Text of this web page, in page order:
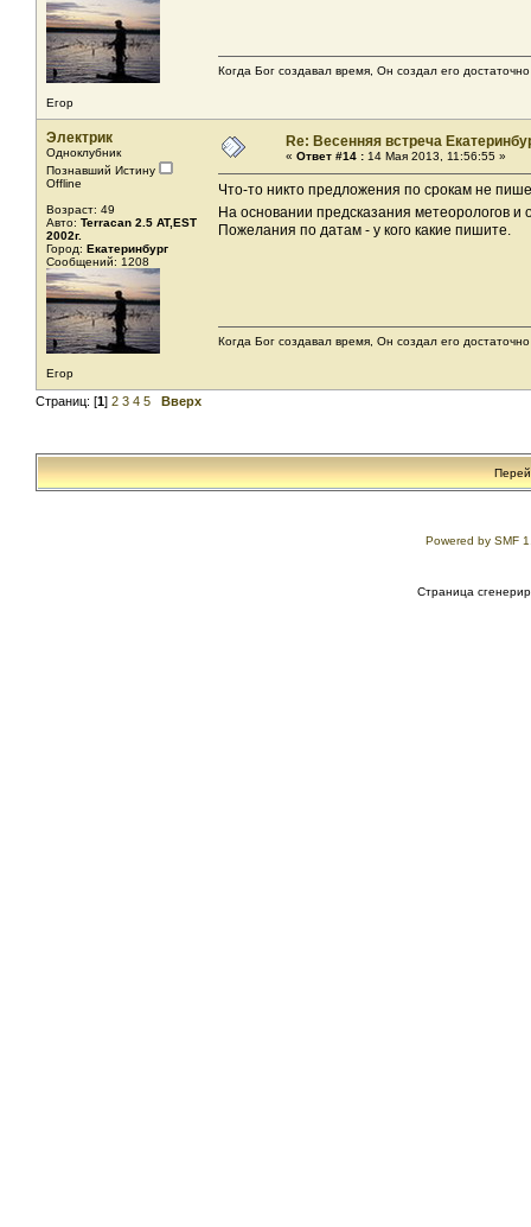
Егор
Когда Бог создавал время, Он создал его достаточно
Электрик
Одноклубник
Познавший Истину
Offline
Возраст: 49
Авто: Terracan 2.5 AT,EST
2002г.
Город: Екатеринбург
Сообщений: 1208
Егор
Re: Весенняя встреча
« Ответ #14 : 14 Мая 2013, 11:56:55 »
Что-то никто предложения по срокам не
На основании предсказания метеорологов
Пожелания по датам - у кого какие пишите.
Когда Бог создавал время, Он создал его достаточно
Страниц: [1] 2 3 4 5 Вверх
Powered by SMF
Страница